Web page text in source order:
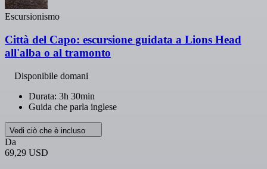
Escursionismo
Città del Capo: escursione guidata a Lions Head
all'alba o al tramonto
Disponibile domani
Durata: 3h 30min
Guida che parla inglese
Vedi ciò che è incluso
Da
69,29 USD